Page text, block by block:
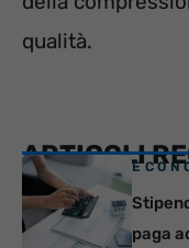
qualità.
ARTICOLI
paga